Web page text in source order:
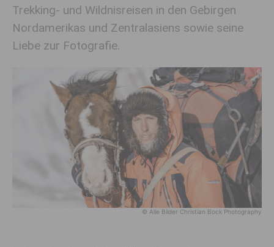
Trekking- und Wildnisreisen in den Gebirgen
Nordamerikas und Zentralasiens sowie seine
Liebe zur Fotografie.
© Alle Bilder Christian Bock Photography